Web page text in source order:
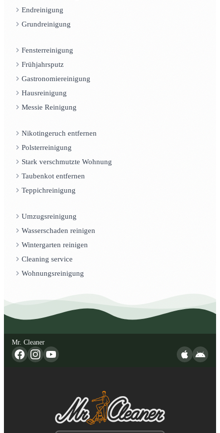
Endreinigung
Grundreinigung
Fensterreinigung
Frühjahrsputz
Gastronomiereinigung
Hausreinigung
Messie Reinigung
Nikotingeruch entfernen
Polsterreinigung
Stark verschmutzte Wohnung
Taubenkot entfernen
Teppichreinigung
Umzugsreinigung
Wasserschaden reinigen
Wintergarten reinigen
Cleaning service
Wohnungsreinigung
Mr. Cleaner